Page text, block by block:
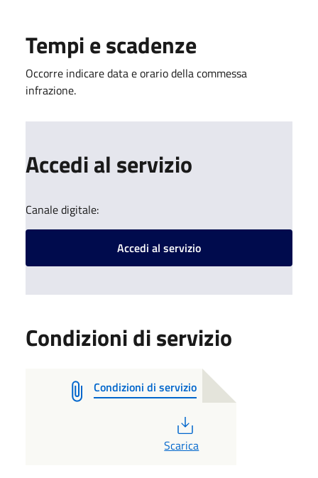
Tempi e scadenze
Occorre indicare data e orario della commessa
infrazione.
Accedi al servizio
Canale digitale:
Accedi al servizio
Condizioni di servizio
Condizioni di servizio
Scarica